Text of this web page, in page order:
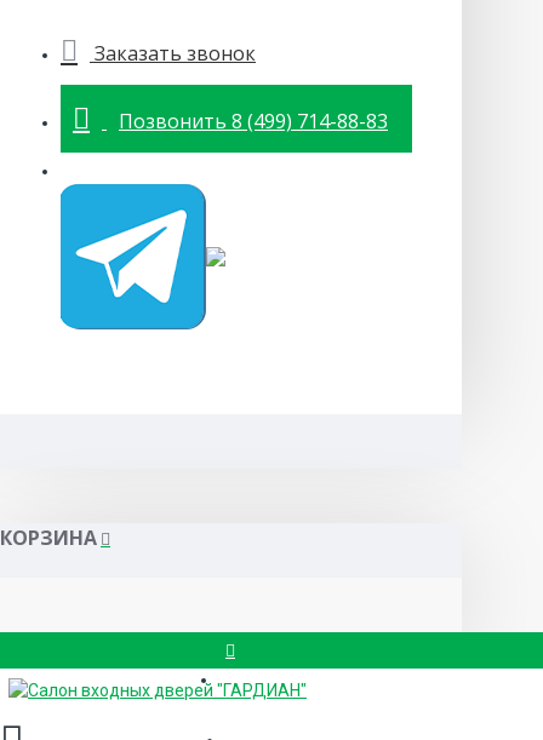
Заказать звонок
Позвонить 8 (499) 714-88-83
КОРЗИНА